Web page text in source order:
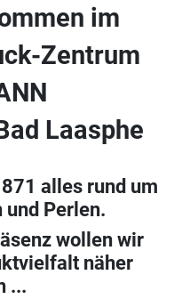
im
Zentrum
Laasphe
alles rund um
und Perlen.
wollen wir
näher
...